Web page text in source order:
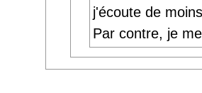
j'écoute de
Par contre, je